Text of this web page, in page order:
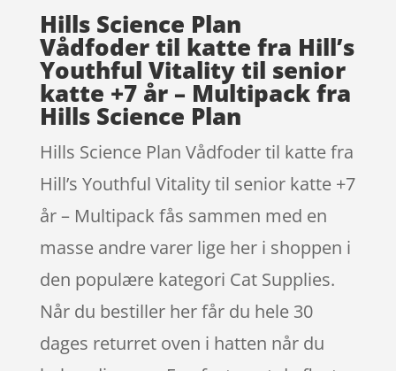
Hills Science Plan
Vådfoder til katte fra Hill’s
Youthful Vitality til senior
katte +7 år – Multipack fra
Hills Science Plan
Hills Science Plan Vådfoder til katte fra
Hill’s Youthful Vitality til senior katte +7
år – Multipack fås sammen med en
masse andre varer lige her i shoppen i
den populære kategori Cat Supplies.
Når du bestiller her får du hele 30
dages returret oven i hatten når du